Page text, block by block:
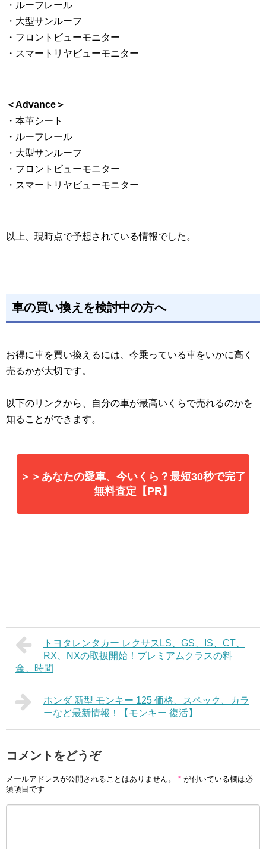
・ルーフレール
・大型サンルーフ
・フロントビューモニター
・スマートリヤビューモニター
＜Advance＞
・本革シート
・ルーフレール
・大型サンルーフ
・フロントビューモニター
・スマートリヤビューモニター
以上、現時点で予想されている情報でした。
車の買い換えを検討中の方へ
お得に車を買い換えるには、今乗っている車をいかに高く
売るかが大切です。
以下のリンクから、自分の車が最高いくらで売れるのかを
知ることができます。
＞＞あなたの愛車、今いくら？最短30秒で完了
無料査定【PR】
トヨタレンタカー レクサスLS、GS、IS、CT、
RX、NXの取扱開始！プレミアムクラスの料
金、時間
ホンダ 新型 モンキー 125 価格、スペック、カラ
ーなど最新情報！【モンキー 復活】
コメントをどうぞ
メールアドレスが公開されることはありません。 * が付いている欄は必
須項目です